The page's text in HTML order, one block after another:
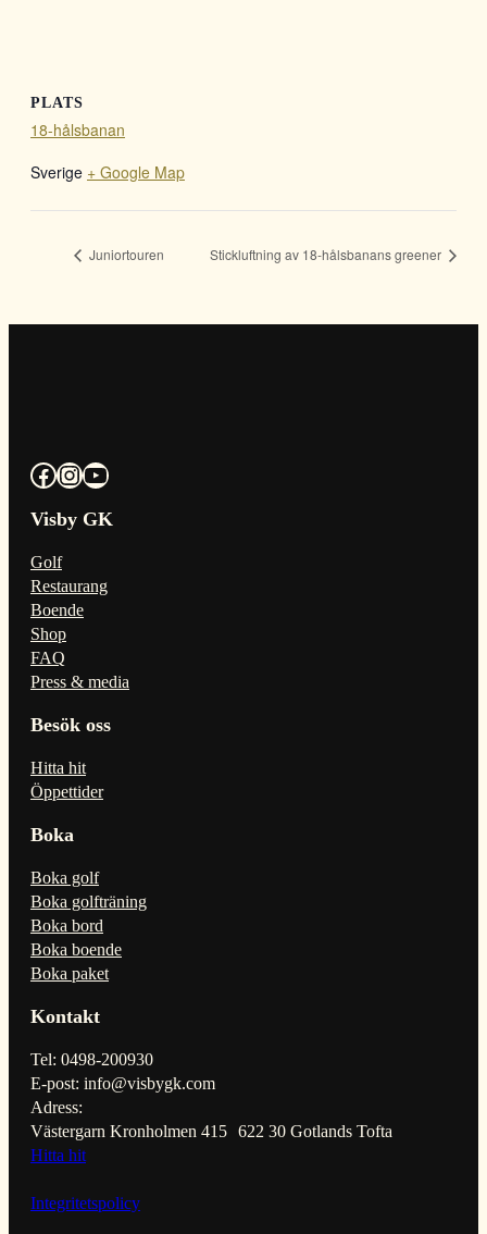
PLATS
18-hålsbanan
Sverige + Google Map
Juniortouren Stickluftning av 18-hålsbanans greener
Facebook InstagramYouTube
Visby GK
Golf
Restaurang
Boende
Shop
FAQ
Press & media
Besök oss
Hitta hit
Öppettider
Boka
Boka golf
Boka golfträning
Boka bord
Boka boende
Boka paket
Kontakt
Tel: 0498-200930
E-post: info@visbygk.com
Adress:
Västergarn Kronholmen 415 622 30 Gotlands Tofta
Hitta hit
Integritetspolicy